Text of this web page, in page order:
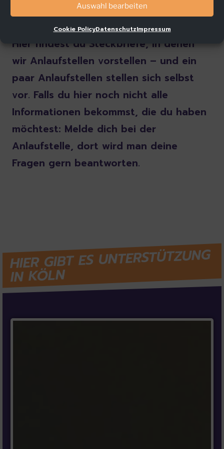
Auswahl bearbeiten
Cookie PolicyDatenschutzImpressum
werden.
Hier findest du Steckbriefe, in denen
wir Anlaufstellen vorstellen – und ein
paar Anlaufstellen stellen sich selbst
vor. Falls du hier noch nicht alle
Informationen bekommst, die du haben
möchtest: Melde dich bei der
Anlaufstelle, dort wird man deine
Fragen gern beantworten.
HIER GIBT ES UNTERSTÜTZUNG
IN KÖLN